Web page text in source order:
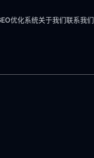
优化系统关于我们联系我们